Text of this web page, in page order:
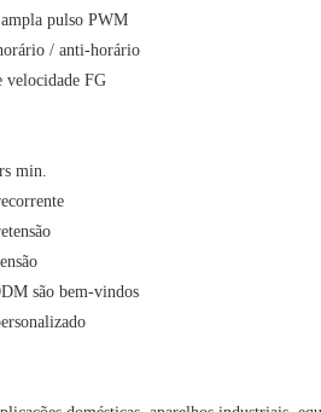
pulso PWM
/ anti-horário
velocidade FG
min.
são bem-vindos